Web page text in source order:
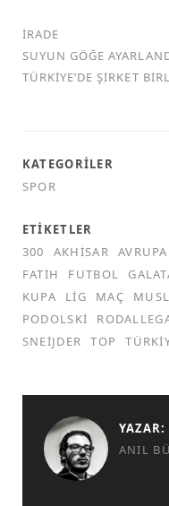
İRADE
SUYUN GÖĞE
TÜRKİYE’DE ŞİRKET
KATEGORILER
SPOR
ETIKETLER
300
AKHISAR AVRUPA
FATIH
FUTBOL
KUPA
LIG MAÇ
PODOLSKI
SNEIJDER
TOP
YAZAR:
ANIL